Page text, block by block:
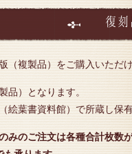
復
（複製品）をご購入いただけ
品）となります。
葉書資料館）で所蔵し保有
のご注文は各種合計枚数